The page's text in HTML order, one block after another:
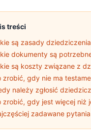
treści
są zasady
dokumenty są
są koszty związane z
zrobić, gdy nie ma
należy zgłosić
zrobić, gdy jest więcej niż
zadawane pytania